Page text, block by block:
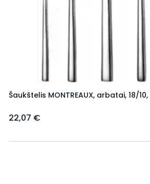
22,07 €